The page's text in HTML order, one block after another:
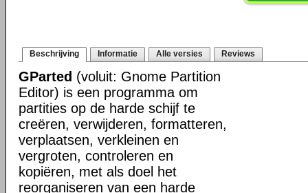
Beschrijving Informatie Alle versies Reviews
GParted (voluit: Gnome Partition
Editor) is een programma om
partities op de harde schijf te
creëren, verwijderen, formatteren,
verplaatsen, verkleinen en
vergroten, controleren en
kopiëren, met als doel het
reorganiseren van een harde